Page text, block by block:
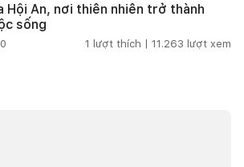
Hội An, nơi thiên nhiên trở thành
sống
1 lượt thích | 11.263 lượt xem